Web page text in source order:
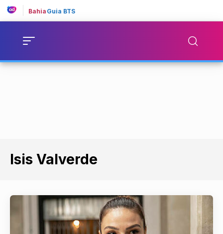
Bahia Guia BTS
Isis Valverde